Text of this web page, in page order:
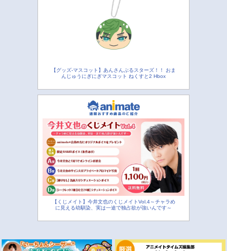
【グッズ-マスコット】あんさんぶるスターズ！！ おま
んじゅうにぎにぎマスコット ねくすと2 Hbox
【くじメイト】今井文也のくじメイトVol.4～チャラめ
に見える幼馴染、実は一途で独占欲が強いんです～